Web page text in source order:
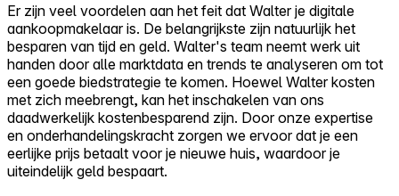
Er zijn veel voordelen aan het feit dat Walter je digitale
aankoopmakelaar is. De belangrijkste zijn natuurlijk het
besparen van tijd en geld. Walter's team neemt werk uit
handen door alle marktdata en trends te analyseren om tot
een goede biedstrategie te komen. Hoewel Walter kosten
met zich meebrengt, kan het inschakelen van ons
daadwerkelijk kostenbesparend zijn. Door onze expertise
en onderhandelingskracht zorgen we ervoor dat je een
eerlijke prijs betaalt voor je nieuwe huis, waardoor je
uiteindelijk geld bespaart.